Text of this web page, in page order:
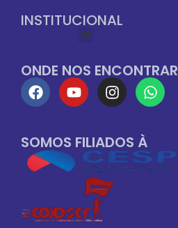
INSTITUCIONAL
ONDE NOS ENCONTRAR
SOMOS FILIADOS À